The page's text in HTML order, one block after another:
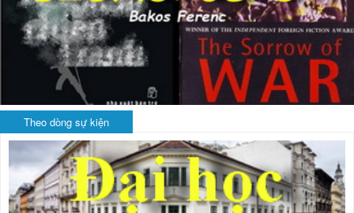
Theo dòng sự kiện